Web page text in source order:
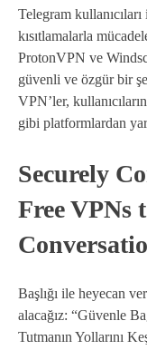
Telegram
kısıtlamalarla
ProtonVPN ve
güvenli ve özgür bir
VPN’ler,
gibi platformlardan
Securely
Free VPNs
Başlığı ile heyecan
alacağız: “Güvenle
Tutmanın Yollarını